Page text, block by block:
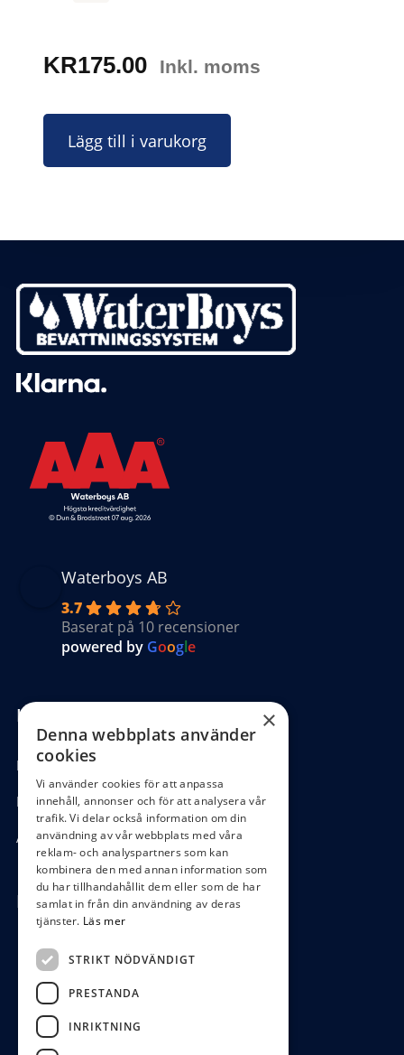
175.00
KR Inkl. moms
Lägg till i varukorg
Waterboys AB
3.7
Baserat på 10 recensioner
powered by Google
Kundinformation
Köpvillkor
Hantering GDPR
Ångra köp
Hör av dig
0472-104 80
boys@waterboys.se
Ekebogatan 15, 342 30 Alvesta
×
Denna webbplats använder
cookies
Vi använder cookies för att anpassa
innehåll, annonser och för att analysera vår
trafik. Vi delar också information om din
användning av vår webbplats med våra
reklam- och analyspartners som kan
kombinera den med annan information som
du har tillhandahållit dem eller som de har
samlat in från din användning av deras
tjänster. Läs mer
STRIKT NÖDVÄNDIGT
PRESTANDA
INRIKTNING